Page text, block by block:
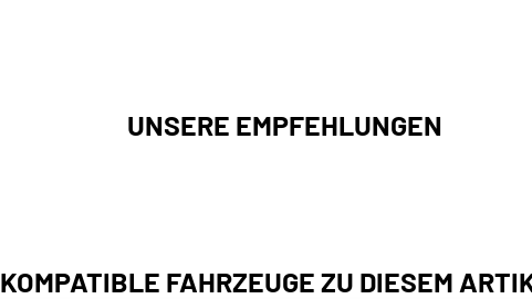
UNSERE EMPFEHLUNGEN
KOMPATIBLE FAHRZEUGE ZU DIESEM